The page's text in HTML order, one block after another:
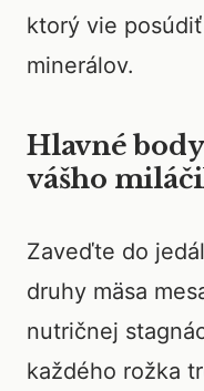
ktorý vie
minerálov.
Hlavné
vášho
Zaveďte do
druhy mäsa
nutričnej
každého rožka